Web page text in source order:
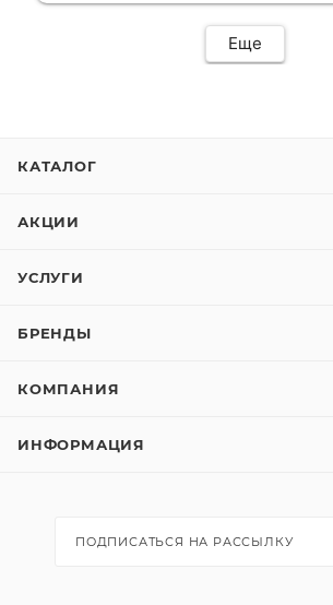
Еще
КАТАЛОГ
АКЦИИ
УСЛУГИ
БРЕНДЫ
КОМПАНИЯ
ИНФОРМАЦИЯ
ПОДПИСАТЬСЯ НА РАССЫЛКУ